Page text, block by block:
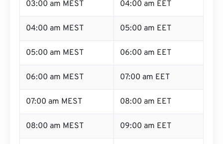
03:00 am MEST 04:00 am EET
04:00 am MEST 05:00 am EET
05:00 am MEST 06:00 am EET
06:00 am MEST 07:00 am EET
07:00 am MEST 08:00 am EET
08:00 am MEST 09:00 am EET